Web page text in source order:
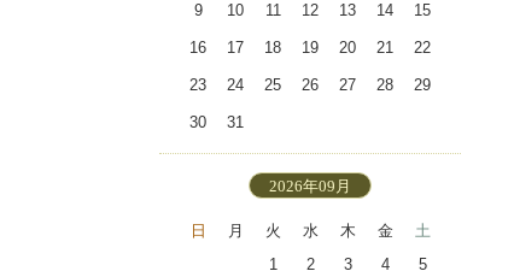
9 10 11 12 13 14 15
16 17 18 19 20 21 22
23 24 25 26 27 28 29
30 31
2026年09月
日 月 火 水 木 金
土
1
2 3 4 5